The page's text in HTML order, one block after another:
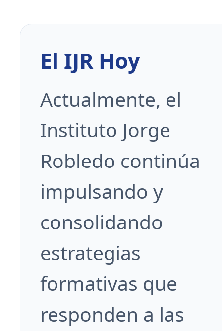
El IJR Hoy
Actualmente, el
Instituto Jorge
Robledo continúa
impulsando y
consolidando
estrategias
formativas que
responden a las